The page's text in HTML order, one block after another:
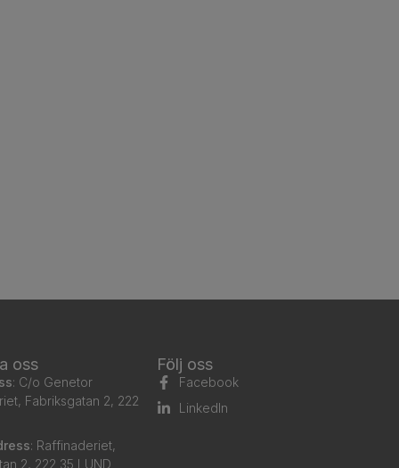
oss
: C/o Genetor
Fabriksgatan 2, 222
: Raffinaderiet,
2, 222 35 LUND
Följ oss
Facebook
LinkedIn